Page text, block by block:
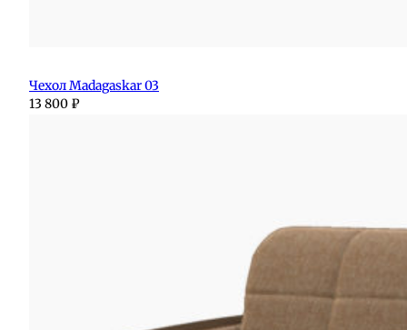
Чехол Madagaskar 03
13 800 ₽